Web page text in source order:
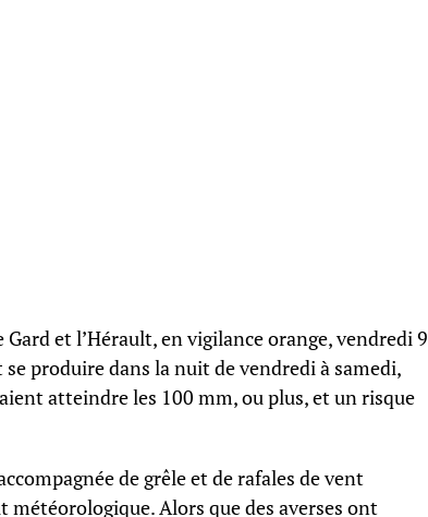
et l’Hérault, en vigilance orange, vendredi 9
produire dans la nuit de vendredi à samedi,
atteindre les 100 mm, ou plus, et un risque
de grêle et de rafales de vent
Alors que des averses ont